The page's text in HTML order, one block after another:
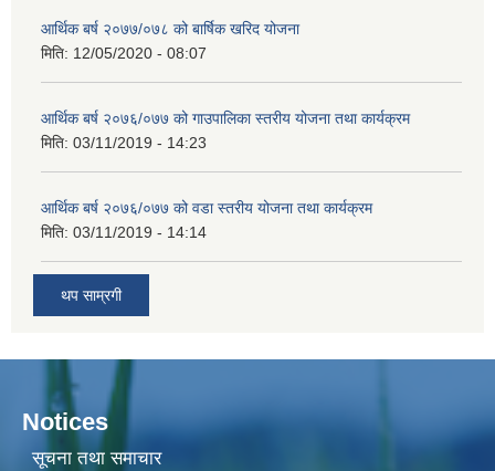
आर्थिक बर्ष २०७७/०७८ को बार्षिक खरिद योजना
मिति: 12/05/2020 - 08:07
आर्थिक बर्ष २०७६/०७७ को गाउपालिका स्तरीय योजना तथा कार्यक्रम
मिति: 03/11/2019 - 14:23
आर्थिक बर्ष २०७६/०७७ को वडा स्तरीय योजना तथा कार्यक्रम
मिति: 03/11/2019 - 14:14
थप साम्रगी
Notices
सूचना तथा समाचार